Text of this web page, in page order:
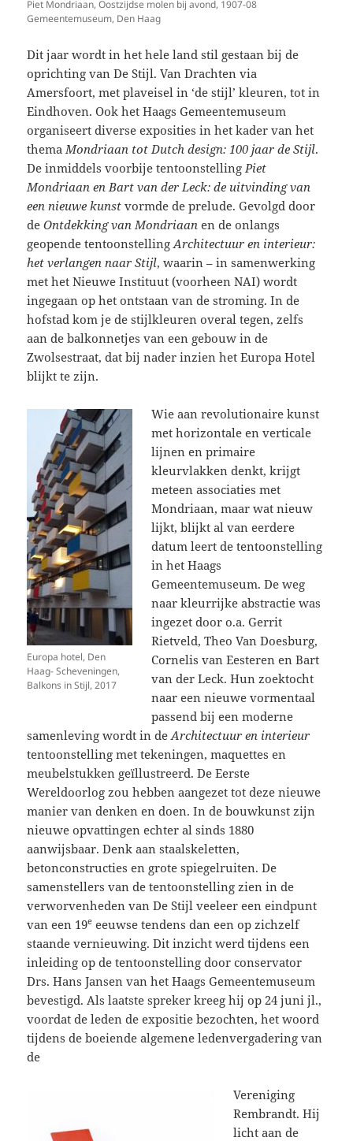
Piet Mondriaan, Oostzijdse molen bij avond, 1907-08
Gemeentemuseum, Den Haag
Dit jaar wordt in het hele land stil gestaan bij de
oprichting van De Stijl. Van Drachten via
Amersfoort, met plaveisel in ‘de stijl’ kleuren, tot in
Eindhoven. Ook het Haags Gemeentemuseum
organiseert diverse exposities in het kader van het
thema Mondriaan tot Dutch design: 100 jaar de Stijl.
De inmiddels voorbije tentoonstelling Piet
Mondriaan en Bart van der Leck: de uitvinding van
een nieuwe kunst vormde de prelude. Gevolgd door
deOntdekking van Mondriaan en de onlangs
geopende tentoonstellingArchitectuur en interieur:
het verlangen naar Stijl, waarin – in samenwerking
met het Nieuwe Instituut (voorheen NAI) wordt
ingegaan op het ontstaan van de stroming. In de
hofstad kom je de stijlkleuren overal tegen, zelfs
aan de balkonnetjes van een gebouw in de
Zwolsestraat, dat bij nader inzien het Europa Hotel
blijkt te zijn.
Europa hotel, Den
Haag- Scheveningen,
Balkons in Stijl, 2017
Wie aan revolutionaire kunst
met horizontale en verticale
lijnen en primaire
kleurvlakken denkt, krijgt
meteen associaties met
Mondriaan, maar wat nieuw
lijkt, blijkt al van eerdere
datum leert de tentoonstelling
in het Haags
Gemeentemuseum. De weg
naar kleurrijke abstractie was
ingezet door o.a. Gerrit
Rietveld, Theo Van Doesburg,
Cornelis van Eesteren en Bart
van der Leck. Hun zoektocht
naar een nieuwe vormentaal
passend bij een moderne
samenleving wordt in deArchitectuur en interieur
tentoonstelling met tekeningen, maquettes en
meubelstukken geïllustreerd. De Eerste
Wereldoorlog zou hebben aangezet tot deze nieuwe
manier van denken en doen. In de bouwkunst zijn
nieuwe opvattingen echter al sinds 1880
aanwijsbaar. Denk aan staalskeletten,
betonconstructies en grote spiegelruiten. De
samenstellers van de tentoonstelling zien in de
verworvenheden van De Stijl veeleer een eindpunt
van een 19e eeuwse tendens dan een op zichzelf
staande vernieuwing. Dit inzicht werd tijdens een
inleiding op de tentoonstelling door conservator
Drs. Hans Jansen van het Haags Gemeentemuseum
bevestigd. Als laatste spreker kreeg hij op 24 juni jl.,
voordat de leden de expositie bezochten, het woord
tijdens de boeiende algemene ledenvergadering van
de
Vereniging
Rembrandt. Hij
licht aan de